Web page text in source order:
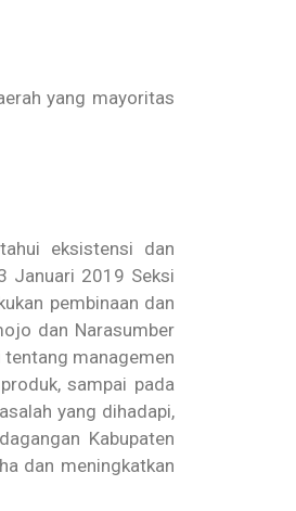
yang mayoritas
eksistensi dan
Januari 2019 Seksi
pembinaan dan
dan Narasumber
tentang managemen
sampai pada
yang dihadapi,
Kabupaten
dan meningkatkan